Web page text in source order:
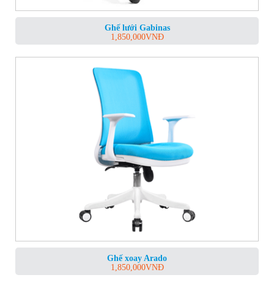
Ghế lưới Gabinas
1,850,000VNĐ
Ghế xoay Arado
1,850,000VNĐ